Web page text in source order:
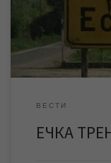
13 часова, након
„Водовод и
ВЕСТИ
ЕЧКА